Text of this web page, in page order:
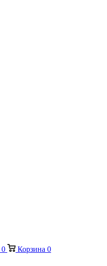
0 Корзина 0